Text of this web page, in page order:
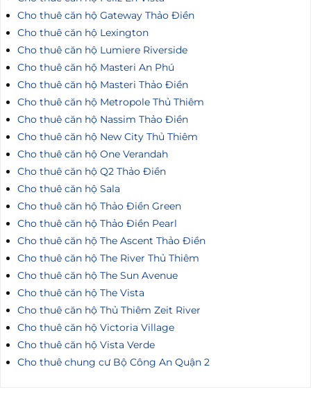
Cho thuê căn hộ Gateway Thảo Điền
Cho thuê căn hộ Lexington
Cho thuê căn hộ Lumiere Riverside
Cho thuê căn hộ Masteri An Phú
Cho thuê căn hộ Masteri Thảo Điền
Cho thuê căn hộ Metropole Thủ Thiêm
Cho thuê căn hộ Nassim Thảo Điền
Cho thuê căn hộ New City Thủ Thiêm
Cho thuê căn hộ One Verandah
Cho thuê căn hộ Q2 Thảo Điền
Cho thuê căn hộ Sala
Cho thuê căn hộ Thảo Điền Green
Cho thuê căn hộ Thảo Điền Pearl
Cho thuê căn hộ The Ascent Thảo Điền
Cho thuê căn hộ The River Thủ Thiêm
Cho thuê căn hộ The Sun Avenue
Cho thuê căn hộ The Vista
Cho thuê căn hộ Thủ Thiêm Zeit River
Cho thuê căn hộ Victoria Village
Cho thuê căn hộ Vista Verde
Cho thuê chung cư Bộ Công An Quận 2